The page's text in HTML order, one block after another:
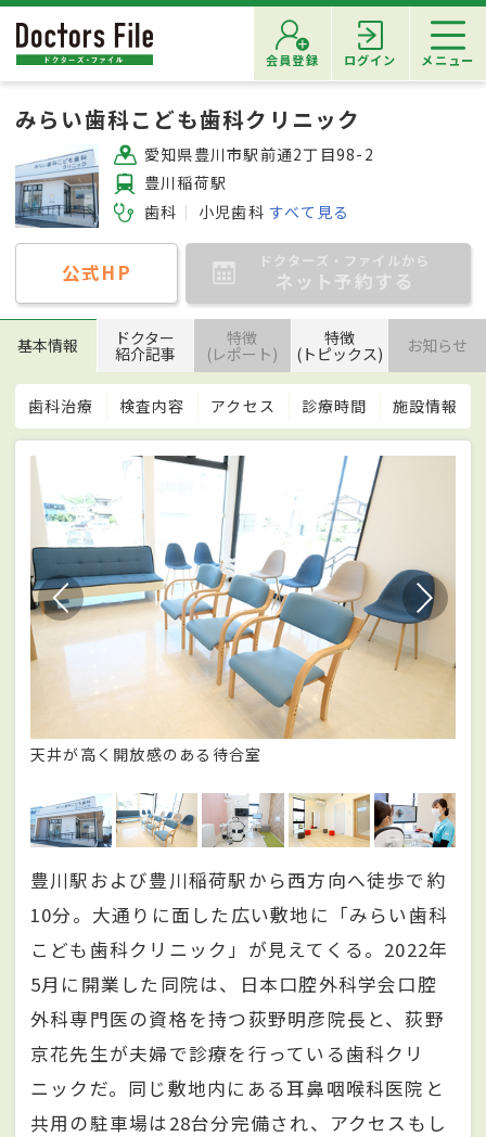
会員登録 ログイン メニュー
みらい歯科こども歯科クリニック
愛知県豊川市駅前通2丁目98-2
豊川稲荷駅
歯科
小児歯科 すべて見る
公式HP ドクターズ・ファイルから
ネット予約する
基本情報 ドクター
紹介記事
特徴
(レポート)
特徴
(トピックス) お知らせ
歯科治療 検査内容 アクセス 診療時間 施設情報
天井が高く開放感のある待合室
豊川駅および豊川稲荷駅から西方向へ徒歩で約
10分。大通りに面した広い敷地に「みらい歯科
こども歯科クリニック」が見えてくる。2022年
5月に開業した同院は、日本口腔外科学会口腔
外科専門医の資格を持つ荻野明彦院長と、荻野
京花先生が夫婦で診療を行っている歯科クリ
ニックだ。同じ敷地内にある耳鼻咽喉科医院と
共用の駐車場は28台分完備され、アクセスもし